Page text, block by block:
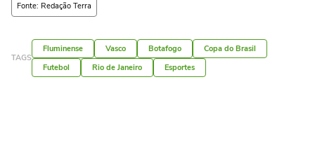
Fonte: Redação Terra
TAGS
Fluminense Vasco Botafogo
Copa do Brasil
Futebol
Rio de Janeiro Esportes